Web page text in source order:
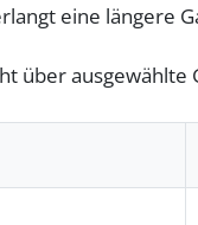
eine längere
über